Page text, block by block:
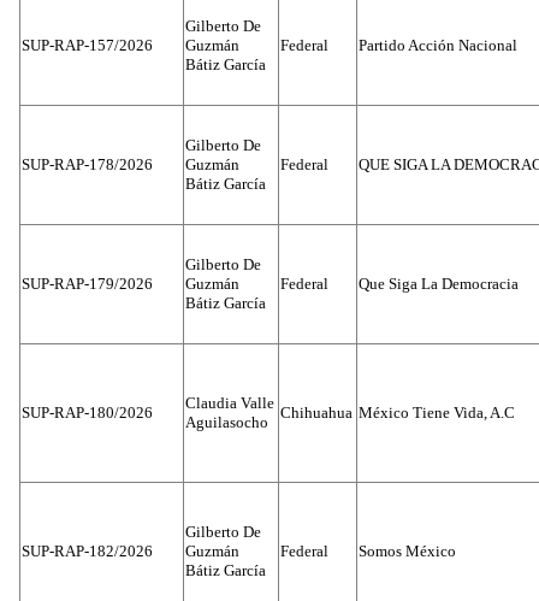
SUP-RAP-157/2026
Gilberto De
Guzmán
Bátiz García
Federal Partido Acción Nacional
SUP-RAP-178/2026
Gilberto De
Guzmán
Bátiz García
Federal QUE SIGA LA
SUP-RAP-179/2026
Gilberto De
Guzmán
Bátiz García
Federal Que Siga La Democracia
SUP-RAP-180/2026
Claudia Valle
Aguilasocho
Chihuahua México Tiene Vida, A.C
SUP-RAP-182/2026
Gilberto De
Guzmán
Bátiz García
Federal Somos México